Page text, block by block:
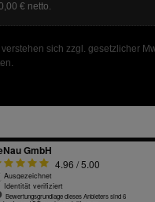
€ netto.
sich zzgl. gesetzlicher